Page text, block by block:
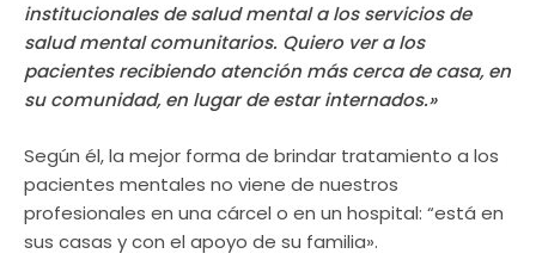
institucionales de salud mental a los servicios de
salud mental comunitarios. Quiero ver a los
pacientes recibiendo atención más cerca de casa, en
su comunidad, en lugar de estar internados.»
Según él, la mejor forma de brindar tratamiento a los
pacientes mentales no viene de nuestros
profesionales en una cárcel o en un hospital: “está en
sus casas y con el apoyo de su familia».